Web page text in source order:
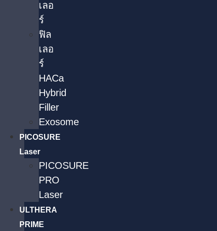
เลอ
ร์
ฟิล
เลอ
ร์
HACa
Hybrid
Filler
Exosome
PICOSURE
Laser
PICOSURE
PRO
Laser
ULTHERA
PRIME